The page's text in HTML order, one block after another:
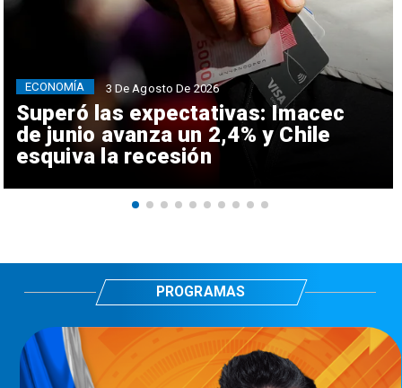
Superó las expectativas: Imacec
de junio avanza un 2,4% y Chile
esquiva la recesión
ECONOMÍA 3 De Agosto De 2026
PROGRAMAS